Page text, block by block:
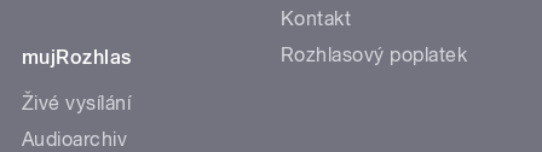
mujRozhlas
Živé vysílání
Audioarchiv
Kontakt
Rozhlasový poplatek